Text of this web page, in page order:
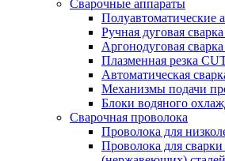
Сварочные аппараты
Полуавтоматические
Ручная дуговая
Аргонодуговая
Плазменная резка
Автоматическая
Механизмы подачи
Блоки водяного
Сварочная проволока
Проволока для
Проволока для